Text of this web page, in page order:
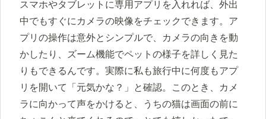
スマホやタブレットに専用アプリを入れれば、外出
中でもすぐにカメラの映像をチェックできます。ア
プリの操作は意外とシンプルで、カメラの向きを動
かしたり、ズーム機能でペットの様子を詳しく見た
りもできるんです。実際に私も旅行中に何度もアプ
リを開いて「元気かな？」と確認。このとき、カメ
ラに向かって声をかけると、うちの猫は画面の前に